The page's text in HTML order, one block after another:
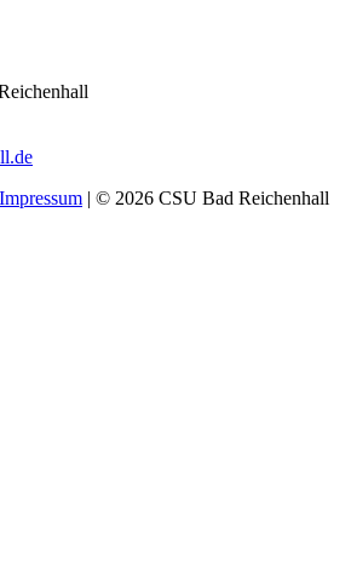
Impressum | © 2026 CSU Bad Reichenhall